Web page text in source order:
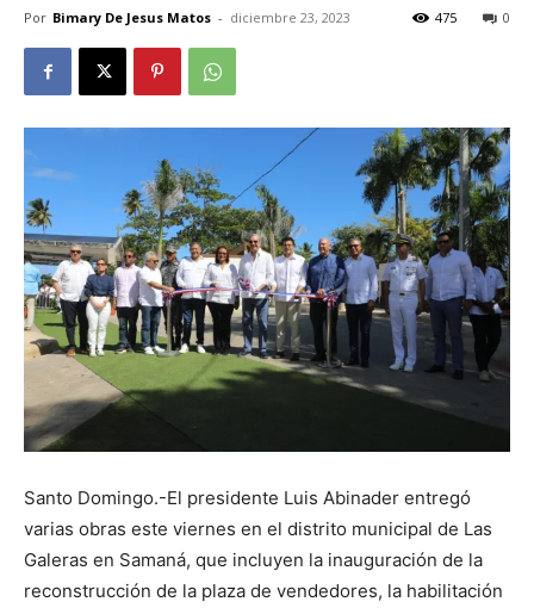
Por Bimary De Jesus Matos - diciembre 23, 2023 0
475
Santo Domingo.-El presidente Luis Abinader entregó
varias obras este viernes en el distrito municipal de Las
Galeras en Samaná, que incluyen la inauguración de la
reconstrucción de la plaza de vendedores, la habilitación